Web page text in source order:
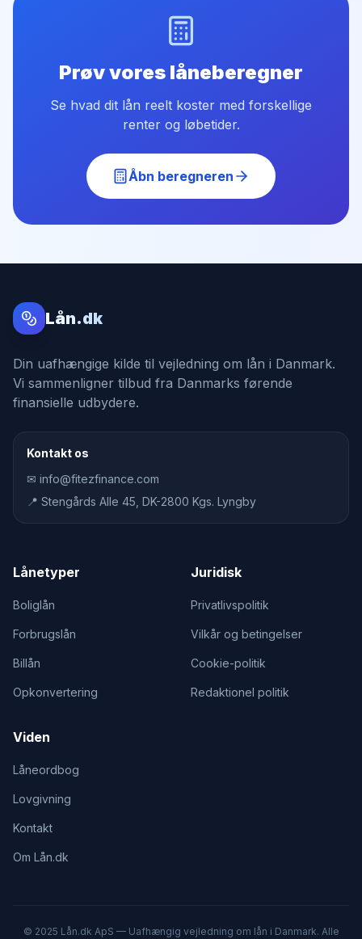
Prøv vores låneberegner
Se hvad dit lån reelt koster med forskellige
renter og løbetider.
Åbn beregneren
Lån.dk
Din uafhængige kilde til vejledning om lån i Danmark.
Vi sammenligner tilbud fra Danmarks førende
finansielle udbydere.
Kontakt os
✉ info@fitezfinance.com
📍 Stengårds Alle 45, DK-2800 Kgs. Lyngby
Lånetyper
Boliglån
Forbrugslån
Billån
Opkonvertering
Viden
Låneordbog
Lovgivning
Kontakt
Om Lån.dk
Juridisk
Privatlivspolitik
Vilkår og betingelser
Cookie-politik
Redaktionel politik
© 2025 Lån.dk ApS — Uafhængig vejledning om lån i Danmark. Alle